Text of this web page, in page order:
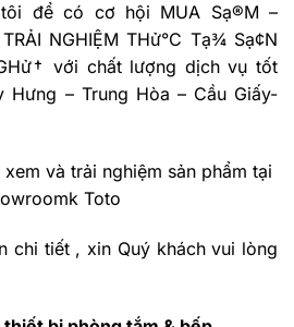
để có cơ hội MUA Sạ®M –
NGHIỆM THử°C Tạ¾ Sạ¢N
với chất lượng dịch vụ tốt
Hưng – Trung Hòa – Cầu Giấy-
và trải nghiệm sản phẩm tại
Toto
chi tiết , xin Quý khách vui lòng